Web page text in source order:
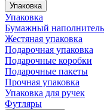
Упаковка
Упаковка
Бумажный наполнитель
Жестяная упаковка
Подарочная упаковка
Подарочные коробки
Подарочные пакеты
Прочная упаковка
Упаковка для ручек
Футляры